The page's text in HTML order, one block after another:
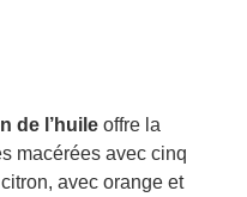
de l’huile offre la
macérées avec cinq
avec orange et